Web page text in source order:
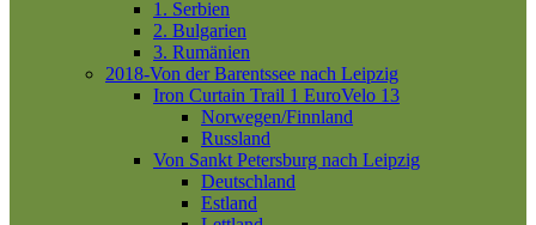
1. Serbien
2. Bulgarien
3. Rumänien
2018-Von der Barentssee nach Leipzig
Iron Curtain Trail 1 EuroVelo 13
Norwegen/Finnland
Russland
Von Sankt Petersburg nach Leipzig
Deutschland
Estland